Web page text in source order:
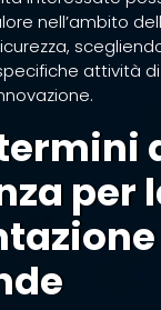
nell’ambito
attività
per